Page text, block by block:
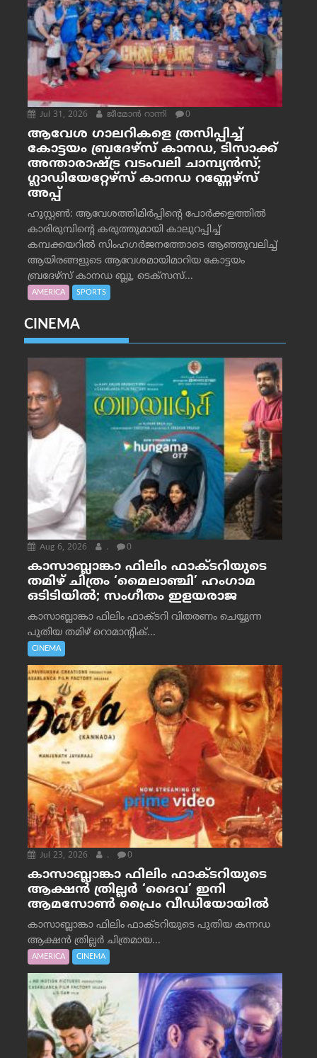
Jul 31, 2026 ജീമോന്‍ റാന്നി 0
ആവേശ ഗാലറികളെ ത്രസിപ്പിച്ച്
കോട്ടയം ബ്രദേഴ്‌സ് കാനഡ, ടിസാക്ക്
അന്താരാഷ്ട്ര വടംവലി ചാമ്പ്യന്‍സ്;
ഗ്ലാഡിയേറ്റേഴ്‌സ് കാനഡ റണ്ണേഴ്‌സ്
അപ്പ്
ഹൂസ്റ്റണ്‍: ആവേശത്തിമിര്‍പ്പിന്റെ പോര്‍ക്കളത്തില്‍
കാരിരുമ്പിന്റെ കരുത്തുമായി കാലുറപ്പിച്ച്
കമ്പക്കയറില്‍ സിംഹഗര്‍ജനത്തോടെ ആഞ്ഞുവലിച്ച്
ആയിരങ്ങളുടെ ആവേശമായിമാറിയ കോട്ടയം
ബ്രദേഴ്‌സ് കാനഡ ബ്ലൂ, ടെക്‌സസ്...
AMERICA SPORTS
CINEMA
Aug 6, 2026 . 0
കാസാബ്ലാങ്കാ ഫിലിം ഫാക്ടറിയുടെ
തമിഴ് ചിത്രം ‘മൈലാഞ്ചി’ ഹംഗാമ
ഒടിടിയിൽ; സംഗീതം ഇളയരാജ
കാസാബ്ലാങ്കാ ഫിലിം ഫാക്ടറി വിതരണം ചെയ്യുന്ന
പുതിയ തമിഴ് റൊമാന്റിക്...
CINEMA
Jul 23, 2026 . 0
കാസാബ്ലാങ്കാ ഫിലിം ഫാക്ടറിയുടെ
ആക്ഷൻ ത്രില്ലർ ‘ദൈവ’ ഇനി
ആമസോൺ പ്രൈം വീഡിയോയിൽ
കാസാബ്ലാങ്കാ ഫിലിം ഫാക്ടറിയുടെ പുതിയ കന്നഡ
ആക്ഷൻ ത്രില്ലർ ചിത്രമായ...
AMERICA CINEMA